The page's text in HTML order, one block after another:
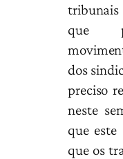
tribunais
que
dos
preciso
neste
que
que os